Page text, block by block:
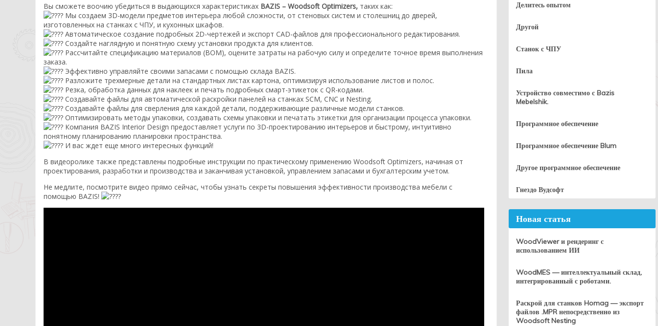
Вы сможете воочию убедиться в выдающихся характеристиках BAZIS – Woodsoft Optimizers, таких как:
Мы создаем 3D-модели предметов интерьера любой сложности, от стеновых систем и столешниц до дверей,
изготовленных на станках с ЧПУ, и кухонных шкафов.
Автоматическое создание подробных 2D-чертежей и экспорт CAD-файлов для профессионального редактирования.
Создайте наглядную и понятную схему установки продукта для клиентов.
Рассчитайте спецификацию материалов (BOM), оцените затраты на рабочую силу и определите точное время выполнения
заказа.
Эффективно управляйте своими запасами с помощью склада BAZIS.
Разложите трехмерные детали на стандартных листах картона, оптимизируя использование листов и полос.
Резка, обработка данных для наклеек и печать подробных смарт-этикеток с QR-кодами.
Создавайте файлы для автоматической раскройки панелей на станках SCM, CNC и Nesting.
Создавайте файлы для сверления для каждой детали, поддерживающие различные модели станков.
Оптимизировать методы упаковки, создавать схемы упаковки и печатать этикетки для организации процесса упаковки.
Компания BAZIS Interior Design предоставляет услуги по 3D-проектированию интерьеров и быстрому, интуитивно
понятному планированию планировки пространства.
И вас ждет еще много интересных функций!
В видеоролике также представлены подробные инструкции по практическому применению Woodsoft Optimizers, начиная от
проектирования, разработки и производства и заканчивая установкой, управлением запасами и бухгалтерским учетом.
Не медлите, посмотрите видео прямо сейчас, чтобы узнать секреты повышения эффективности производства мебели с
помощью BAZIS!
Делитесь опытом
Другой
Станок с ЧПУ
Пила
Устройство совместимо с Bazis
Mebelshik.
Программное обеспечение
Программное обеспечение Blum
Другое программное обеспечение
Гнездо Вудсофт
Новая статья
WoodViewer и рендеринг с
использованием ИИ
WoodMES — интеллектуальный склад,
интегрированный с роботами.
Раскрой для станков Homag — экспорт
файлов .MPR непосредственно из
Woodsoft Nesting